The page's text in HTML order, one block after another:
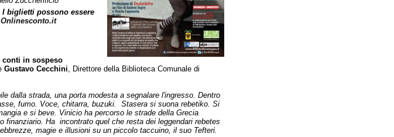
biglietti possono essere
Onlinesconto.it
in sospeso
Gustavo Cecchini, Direttore della Biblioteca Comunale di
dalla strada, una porta modesta a segnalare l'ingresso. Dentro
fumo. Voce, chitarra, buzuki. Stasera si suona rebetiko. Si
e si beve. Vinicio ha percorso le strade della Grecia
finanziario. Ha incontrato quel che resta dei leggendari rebetes
magie e illusioni su un piccolo taccuino, il suo Tefteri.